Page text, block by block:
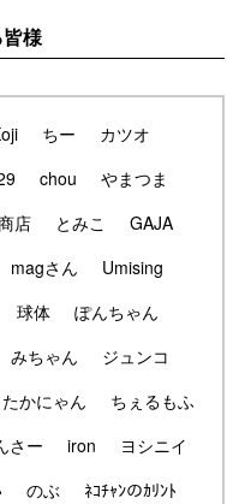
様
ちー
カツオ
chou
やまつま
店 とみこ
GAJA
magさん
Umising
球体
ぽんちゃん
みちゃん
ジュンコ
たかにゃん
ちぇるもふ
さー iron
ヨシニイ
のぶ
ﾈｺﾁｬﾝのｶﾘﾝﾄ